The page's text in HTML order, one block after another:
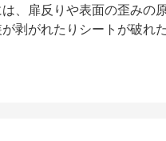
、扉反りや表面の歪みの
剥がれたりシートが破れ